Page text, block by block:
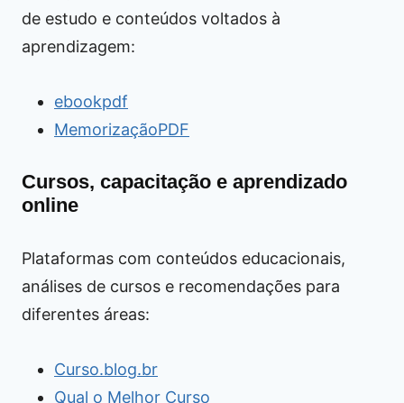
de estudo e conteúdos voltados à
aprendizagem:
ebookpdf
MemorizaçãoPDF
Cursos, capacitação e aprendizado
online
Plataformas com conteúdos educacionais,
análises de cursos e recomendações para
diferentes áreas:
Curso.blog.br
Qual o Melhor Curso